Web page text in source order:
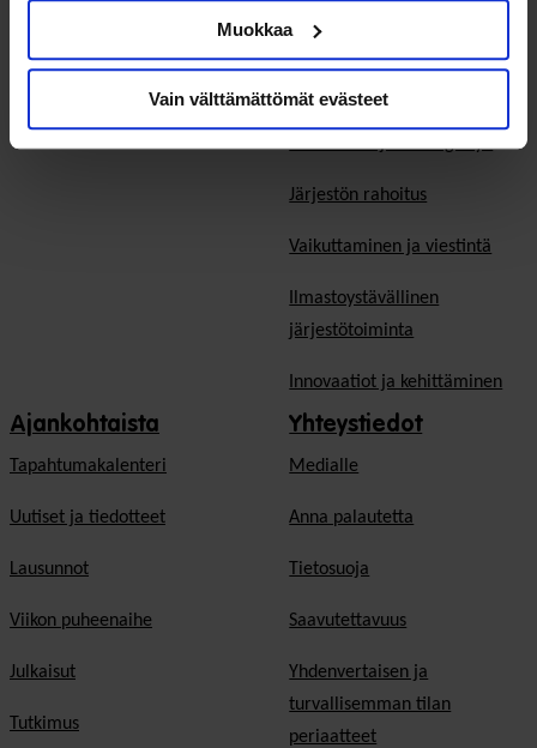
Muokkaa
Vain välttämättömät evästeet
palvelutoiminta
Teemapäivät
Järjestön hyvä hallinto
Vaikuttavuus järjestöissä
Ennakointi- ja strategiatyö
Järjestön rahoitus
Vaikuttaminen ja viestintä
Ilmastoystävällinen
järjestötoiminta
Innovaatiot ja kehittäminen
Ajankohtaista
Tapahtumakalenteri
Uutiset ja tiedotteet
Lausunnot
Viikon puheenaihe
Julkaisut
Tutkimus
Yhteystiedot
Medialle
Anna palautetta
Tietosuoja
Saavutettavuus
Yhdenvertaisen ja
turvallisemman tilan
periaatteet